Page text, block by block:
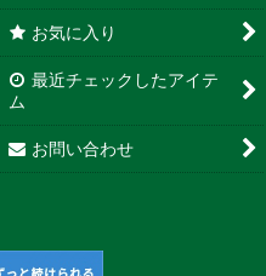
お気に入り
最近チェックしたアイテ
ム
お問い合わせ